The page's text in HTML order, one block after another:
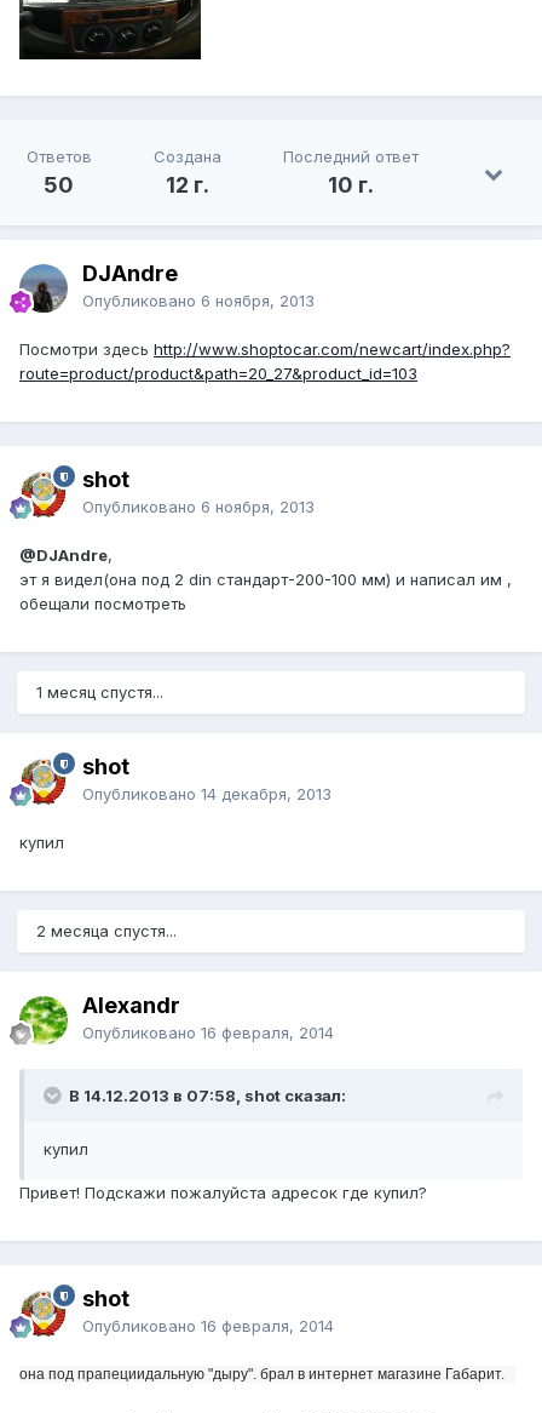
Ответов
50
Создана
12 г.
Последний ответ
10 г.
DJAndre
Опубликовано 6 ноября, 2013
Посмотри здесь http://www.shoptocar.com/newcart/index.php?
route=product/product&path=20_27&product_id=103
shot
Опубликовано 6 ноября, 2013
@DJAndre,
эт я видел(она под 2 din стандарт-200-100 мм) и написал им ,
обещали посмотреть
1 месяц спустя...
shot
Опубликовано 14 декабря, 2013
купил
2 месяца спустя...
Alexandr
Опубликовано 16 февраля, 2014
В 14.12.2013 в 07:58, shot сказал:
купил
Привет! Подскажи пожалуйста адресок где купил?
shot
Опубликовано 16 февраля, 2014
она под прапециидальную "дыру". брал в интернет магазине Габарит.